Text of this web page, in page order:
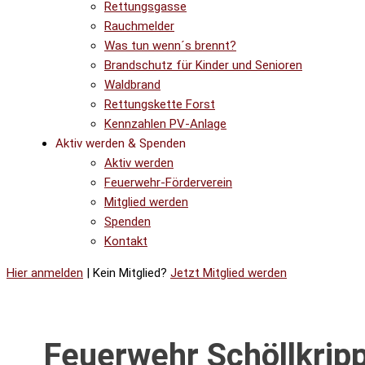
Rettungsgasse
Rauchmelder
Was tun wenn´s brennt?
Brandschutz für Kinder und Senioren
Waldbrand
Rettungskette Forst
Kennzahlen PV-Anlage
Aktiv werden & Spenden
Aktiv werden
Feuerwehr-Förderverein
Mitglied werden
Spenden
Kontakt
Hier anmelden | Kein Mitglied? Jetzt Mitglied werden
Feuerwehr